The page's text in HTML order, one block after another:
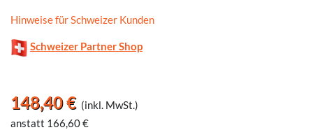
Hinweise für Schweizer Kunden
Schweizer Partner Shop
148,40 € (inkl. MwSt.)
anstatt 166,60 €